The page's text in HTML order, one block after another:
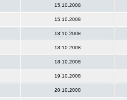
15.10.2008
15.10.2008
18.10.2008
18.10.2008
18.10.2008
19.10.2008
20.10.2008